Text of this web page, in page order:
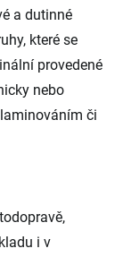
a dutinné
které se
provedené
nebo
či
i v